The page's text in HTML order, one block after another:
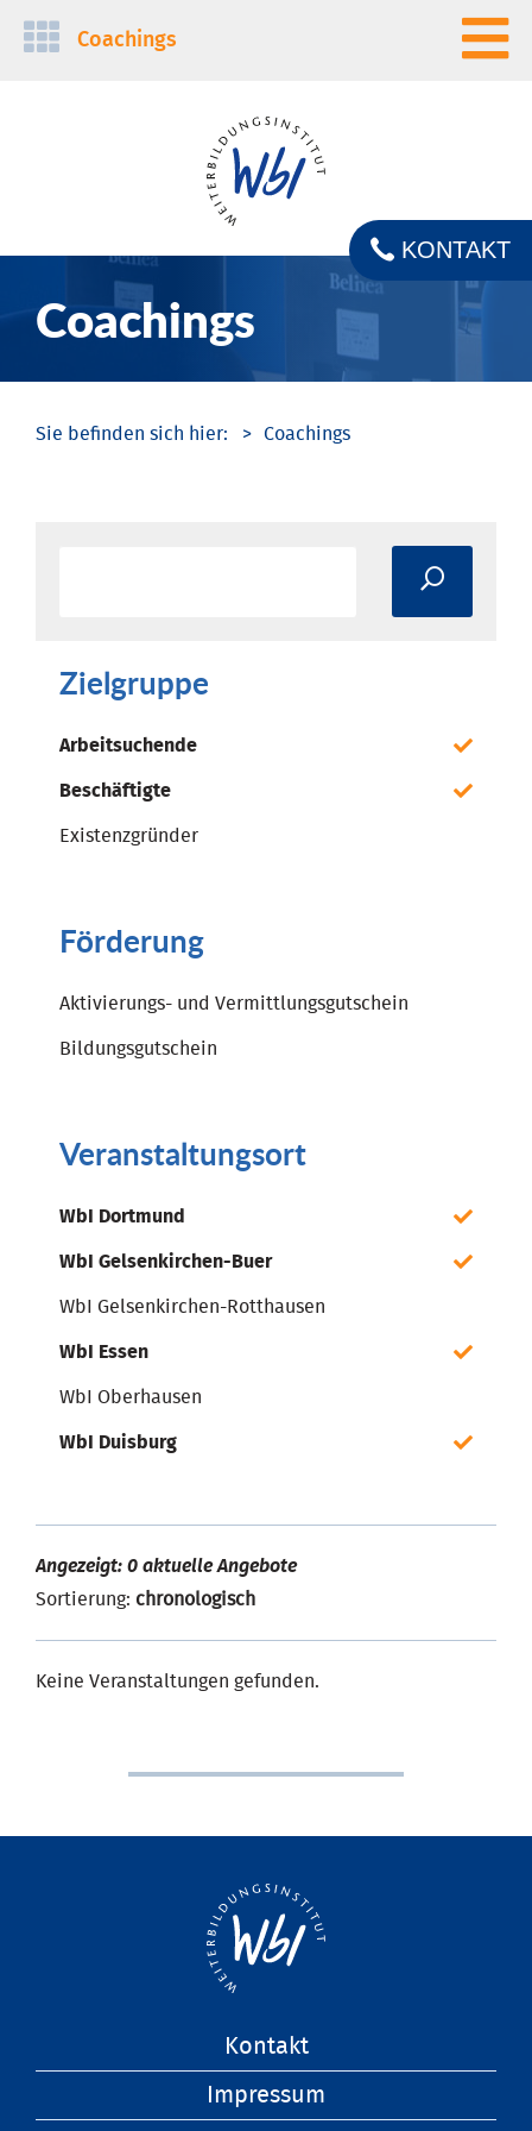
Navigation
Coachings
Coachings
KONTAKT
Coachings
Zielgruppe
Arbeitsuchende
Beschäftigte
Existenzgründer
Förderung
Aktivierungs- und Vermittlungsgutschein
Bildungsgutschein
Veranstaltungsort
WbI Dortmund
WbI Gelsenkirchen-Buer
WbI Gelsenkirchen-Rotthausen
WbI Essen
WbI Oberhausen
WbI Duisburg
Angezeigt: 0 aktuelle Angebote
Sortierung: chronologisch
Keine Veranstaltungen gefunden.
Kontakt
Impressum